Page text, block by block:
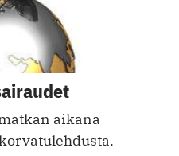
aikana